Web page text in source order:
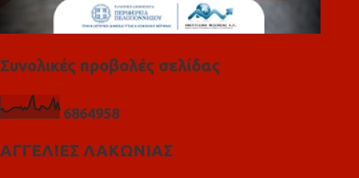
Συνολικές προβολές σελίδας
6864958
ΑΓΓΕΛΙΕΣ ΛΑΚΩΝΙΑΣ